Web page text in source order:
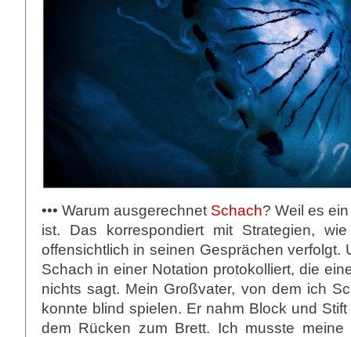
••• Warum ausgerechnetSchach? Weil es
ist. Das korrespondiert mit Strategien,
offensichtlich in seinen Gesprächen verfolgt.
Schach in einer Notation protokolliert, die
nichts sagt. Mein Großvater, von dem ich
konnte blind spielen. Er nahm Block und
dem Rücken zum Brett. Ich musste